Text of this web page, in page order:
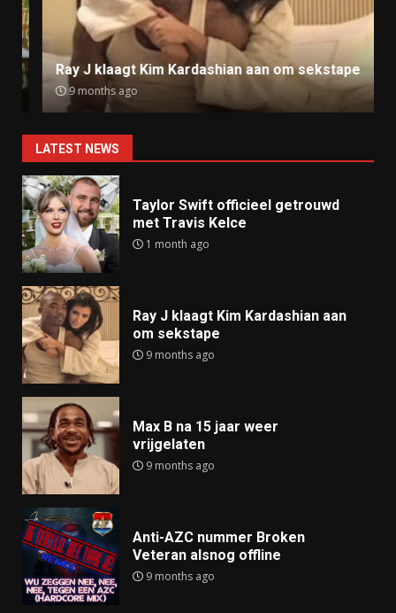
Ray J klaagt Kim Kardashian aan om sekstape
9 months ago
LATEST NEWS
Taylor Swift officieel getrouwd
met Travis Kelce
1 month ago
Ray J klaagt Kim Kardashian aan
om sekstape
9 months ago
Max B na 15 jaar weer
vrijgelaten
9 months ago
Anti-AZC nummer Broken
Veteran alsnog offline
9 months ago